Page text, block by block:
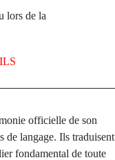
lors de la
officielle de son
de langage. Ils traduisent
fondamental de toute